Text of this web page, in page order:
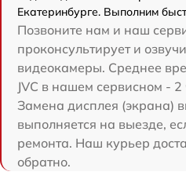
Екатеринбурге. Выполним
Позвоните нам и наш
проконсультирует и
видеокамеры. Среднее
JVC в нашем сервисном - 2
Замена дисплея (экрана)
выполняется на выезде,
ремонта. Наш курьер
обратно.